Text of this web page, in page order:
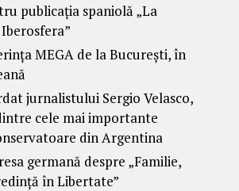
publicația spaniolă „La
MEGA de la București, în
jurnalistului Sergio Velasco,
cele mai importante
din Argentina
germană despre „Familie,
în Libertate”